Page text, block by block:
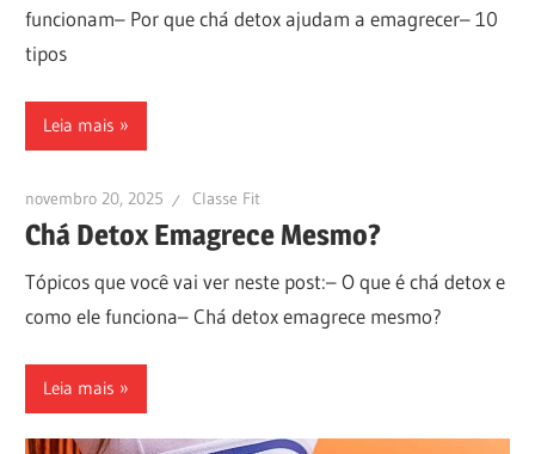
funcionam– Por que chá detox ajudam a emagrecer– 10
tipos
Leia mais
novembro 20, 2025 Classe Fit
Chá Detox Emagrece Mesmo?
Tópicos que você vai ver neste post:– O que é chá detox e
como ele funciona– Chá detox emagrece mesmo?
Leia mais